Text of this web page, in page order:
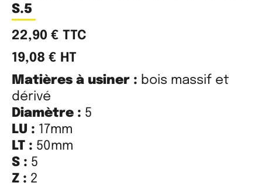
S.5
22,90 € TTC
19,08 € HT
Matières à usiner : bois massif et
dérivé
Diamètre : 5
LU : 17mm
LT : 50mm
S : 5
Z : 2